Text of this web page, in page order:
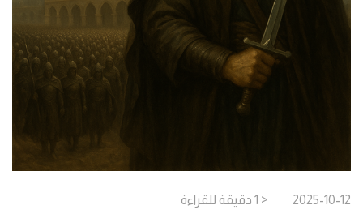
2025-10-12
< 1 دقيقة للقراءة